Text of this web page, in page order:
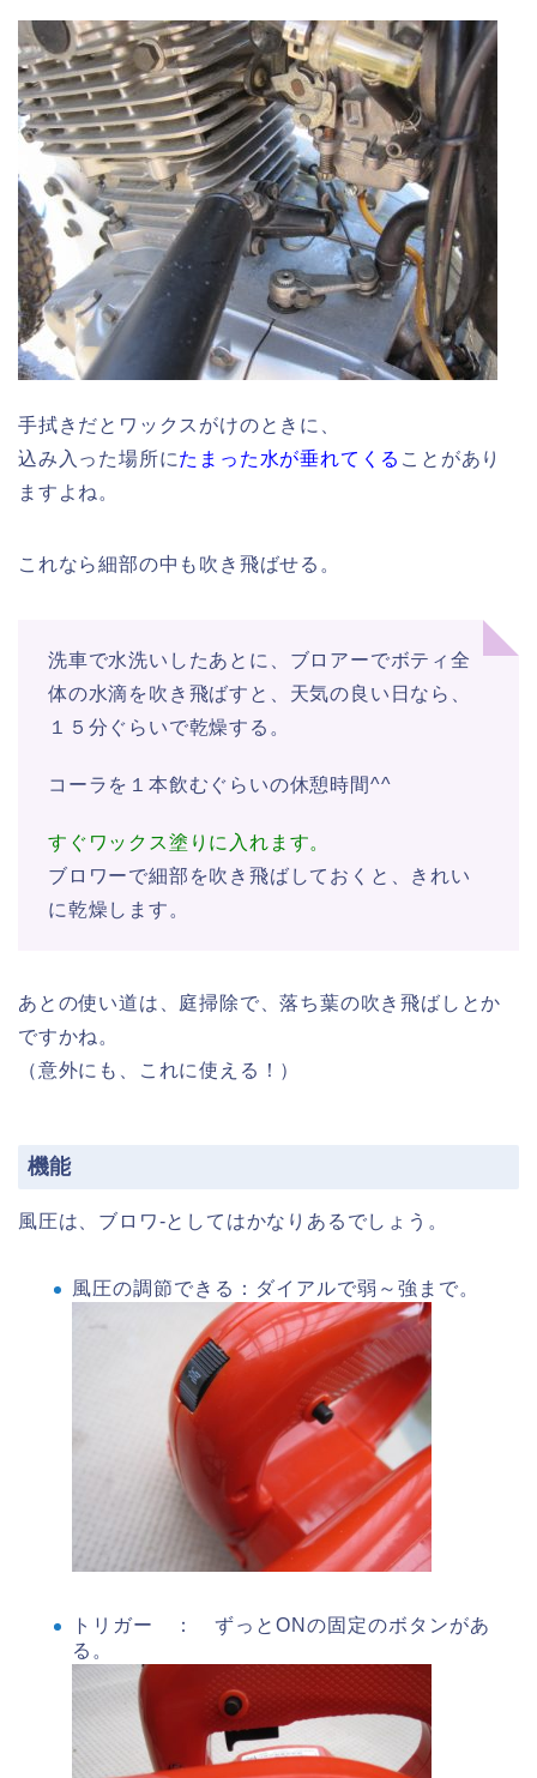
手拭きだとワックスがけのときに、
込み入った場所にたまった水が垂れてくる ことがあり
ますよね。
これなら細部の中も吹き飛ばせる。
洗車で水洗いしたあとに、ブロアーでボティ全
体の水滴を吹き飛ばすと、天気の良い日なら、
１５分ぐらいで乾燥する。
コーラを１本飲むぐらいの休憩時間^^
すぐワックス塗りに入れます。
ブロワーで細部を吹き飛ばしておくと、きれい
に乾燥します。
あとの使い道は、庭掃除で、落ち葉の吹き飛ばしとか
ですかね。
（意外にも、これに使える！）
機能
風圧は、ブロワ-としてはかなりあるでしょう。
風圧の調節できる：ダイアルで弱～強まで。
トリガー ： ずっとONの固定のボタンがあ
る。